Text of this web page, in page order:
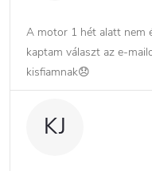
A motor 1 hét alatt nem
kaptam választ az e-
kisfiamnak😞
KJ